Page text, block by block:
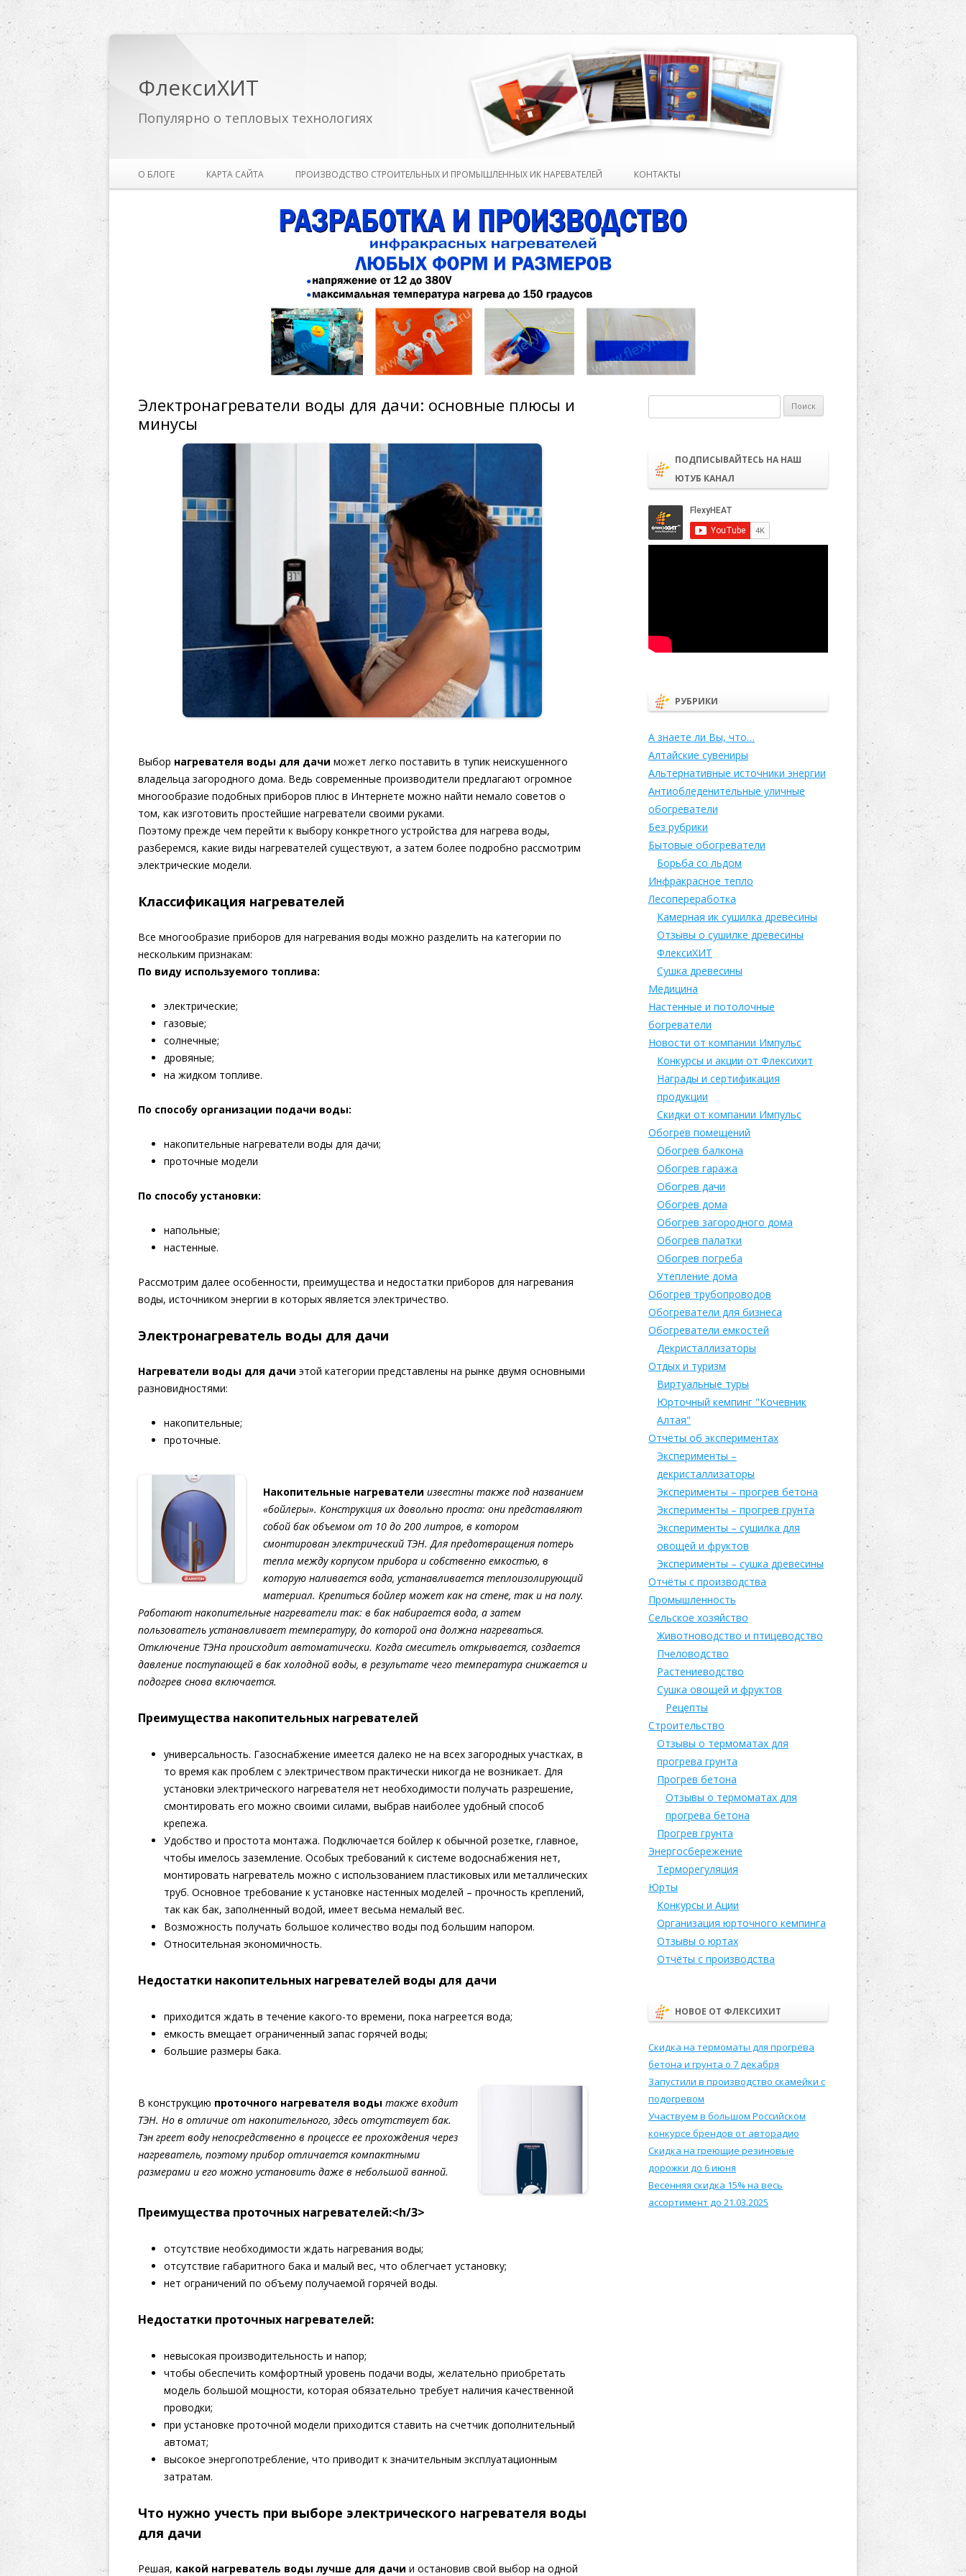
ФлексиХИТ
Популярно о тепловых технологиях
О БЛОГЕ КАРТА САЙТА ПРОИЗВОДСТВО СТРОИТЕЛЬНЫХ И ПРОМЫШЛЕННЫХ ИК НАРЕВАТЕЛЕЙ КОНТАКТЫ
Электронагреватели воды для дачи: основные плюсы и
минусы
Выбор нагревателя воды для дачи может легко поставить в тупик неискушенного
владельца загородного дома. Ведь современные производители предлагают огромное
многообразие подобных приборов плюс в Интернете можно найти немало советов о
том, как изготовить простейшие нагреватели своими руками.
Поэтому прежде чем перейти к выбору конкретного устройства для нагрева воды,
разберемся, какие виды нагревателей существуют, а затем более подробно рассмотрим
электрические модели.
Классификация нагревателей
Все многообразие приборов для нагревания воды можно разделить на категории по
нескольким признакам:
По виду используемого топлива:
электрические;
газовые;
солнечные;
дровяные;
на жидком топливе.
По способу организации подачи воды:
накопительные нагреватели воды для дачи;
проточные модели
По способу установки:
напольные;
настенные.
Рассмотрим далее особенности, преимущества и недостатки приборов для нагревания
воды, источником энергии в которых является электричество.
Электронагреватель воды для дачи
Нагреватели воды для дачи этой категории представлены на рынке двумя основными
разновидностями:
накопительные;
проточные.
Накопительные нагреватели известны также под названием
«бойлеры». Конструкция их довольно проста: они представляют
собой бак объемом от 10 до 200 литров, в котором
смонтирован электрический ТЭН. Для предотвращения потерь
тепла между корпусом прибора и собственно емкостью, в
которую наливается вода, устанавливается теплоизолирующий
материал. Крепиться бойлер может как на стене, так и на полу.
Работают накопительные нагреватели так: в бак набирается вода, а затем
пользователь устанавливает температуру, до которой она должна нагреваться.
Отключение ТЭНа происходит автоматически. Когда смеситель открывается, создается
давление поступающей в бак холодной воды, в результате чего температура снижается и
подогрев снова включается.
Преимущества накопительных нагревателей
универсальность. Газоснабжение имеется далеко не на всех загородных участках, в
то время как проблем с электричеством практически никогда не возникает. Для
установки электрического нагревателя нет необходимости получать разрешение,
смонтировать его можно своими силами, выбрав наиболее удобный способ
крепежа.
Удобство и простота монтажа. Подключается бойлер к обычной розетке, главное,
чтобы имелось заземление. Особых требований к системе водоснабжения нет,
монтировать нагреватель можно с использованием пластиковых или металлических
труб. Основное требование к установке настенных моделей – прочность креплений,
так как бак, заполненный водой, имеет весьма немалый вес.
Возможность получать большое количество воды под большим напором.
Относительная экономичность.
Недостатки накопительных нагревателей воды для дачи
приходится ждать в течение какого-то времени, пока нагреется вода;
емкость вмещает ограниченный запас горячей воды;
большие размеры бака.
В конструкцию проточного нагревателя воды также входит
ТЭН. Но в отличие от накопительного, здесь отсутствует бак.
Тэн греет воду непосредственно в процессе ее прохождения через
нагреватель, поэтому прибор отличается компактными
размерами и его можно установить даже в небольшой ванной.
Преимущества проточных нагревателей:<h/3>
отсутствие необходимости ждать нагревания воды;
отсутствие габаритного бака и малый вес, что облегчает установку;
нет ограничений по объему получаемой горячей воды.
Недостатки проточных нагревателей:
невысокая производительность и напор;
чтобы обеспечить комфортный уровень подачи воды, желательно приобретать
модель большой мощности, которая обязательно требует наличия качественной
проводки;
при установке проточной модели приходится ставить на счетчик дополнительный
автомат;
высокое энергопотребление, что приводит к значительным эксплуатационным
затратам.
Что нужно учесть при выборе электрического нагревателя воды
для дачи
Решая, какой нагреватель воды лучше для дачи и остановив свой выбор на одной
ПОДПИСЫВАЙТЕСЬ НА НАШ
ЮТУБ КАНАЛ
РУБРИКИ
А знаете ли Вы, что…
Алтайские сувениры
Альтернативные источники энергии
Антиобледенительные уличные
обогреватели
Без рубрики
Бытовые обогреватели
Борьба со льдом
Инфракрасное тепло
Лесопереработка
Камерная ик сушилка древесины
Отзывы о сушилке древесины
ФлексиХИТ
Сушка древесины
Медицина
Настенные и потолочные
богреватели
Новости от компании Импульс
Конкурсы и акции от Флексихит
Награды и сертификация
продукции
Скидки от компании Импульс
Обогрев помещений
Обогрев балкона
Обогрев гаража
Обогрев дачи
Обогрев дома
Обогрев загородного дома
Обогрев палатки
Обогрев погреба
Утепление дома
Обогрев трубопроводов
Обогреватели для бизнеса
Обогреватели емкостей
Декристаллизаторы
Отдых и туризм
Виртуальные туры
Юрточный кемпинг "Кочевник
Алтая"
Отчёты об экспериментах
Эксперименты –
декристаллизаторы
Эксперименты – прогрев бетона
Эксперименты – прогрев грунта
Эксперименты – сушилка для
овощей и фруктов
Эксперименты – сушка древесины
Отчёты с производства
Промышленность
Сельское хозяйство
Животноводство и птицеводство
Пчеловодство
Растениеводство
Сушка овощей и фруктов
Рецепты
Строительство
Отзывы о термоматах для
прогрева грунта
Прогрев бетона
Отзывы о термоматах для
прогрева бетона
Прогрев грунта
Энергосбережение
Терморегуляция
Юрты
Конкурсы и Ации
Организация юрточного кемпинга
Отзывы о юртах
Отчёты с производства
НОВОЕ ОТ ФЛЕКСИХИТ
Скидка на термоматы для прогрева
бетона и грунта о 7 декабря
Запустили в производство скамейки с
подогревом
Участвуем в большом Российском
конкурсе брендов от авторадио
Скидка на греющие резиновые
дорожки до 6 июня
Весенняя скидка 15% на весь
ассортимент до 21.03.2025